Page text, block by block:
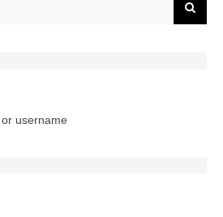
username